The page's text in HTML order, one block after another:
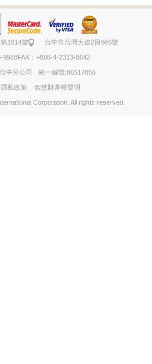
1614號 台中市台灣大道2段666號
9988FAX：+886-4-2313-8642
中分公司 統一編號:86517856
私政策 智慧財產權聲明
Corporation. All rights reserved.